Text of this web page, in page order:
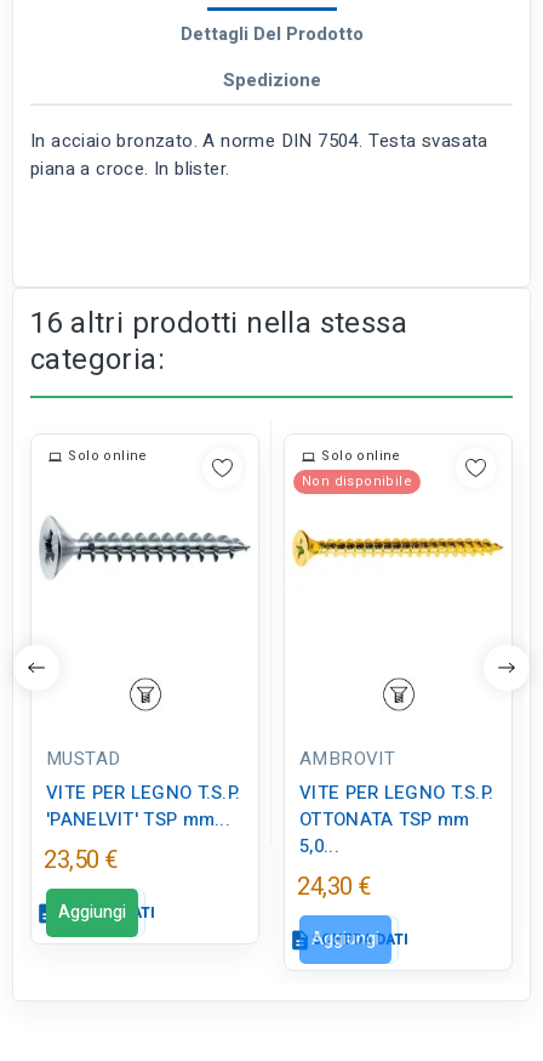
Dettagli Del Prodotto
Spedizione
In acciaio bronzato. A norme DIN 7504. Testa svasata
piana a croce. In blister.
16 altri prodotti nella stessa
categoria:
Solo online
MUSTAD
VITE PER LEGNO T.S.P.
'PANELVIT' TSP mm...
23,50 €
descriptionSCHEDA DATI
Aggiungi
Solo online
Non disponibile
AMBROVIT
VITE PER LEGNO T.S.P.
OTTONATA TSP mm
5,0...
24,30 €
descriptionSCHEDA DATI
Aggiungi